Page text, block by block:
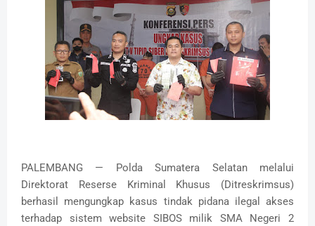
PALEMBANG — Polda Sumatera Selatan melalui
Direktorat Reserse Kriminal Khusus (Ditreskrimsus)
berhasil mengungkap kasus tindak pidana ilegal akses
terhadap sistem website SIBOS milik SMA Negeri 2